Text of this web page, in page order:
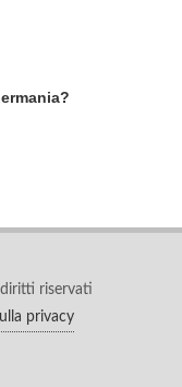
riservati
privacy